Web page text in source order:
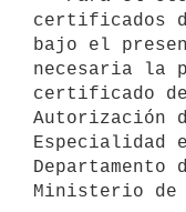
certificados
bajo el
necesaria la
certificado
Autorización
Especialidad
Departamento
Ministerio de